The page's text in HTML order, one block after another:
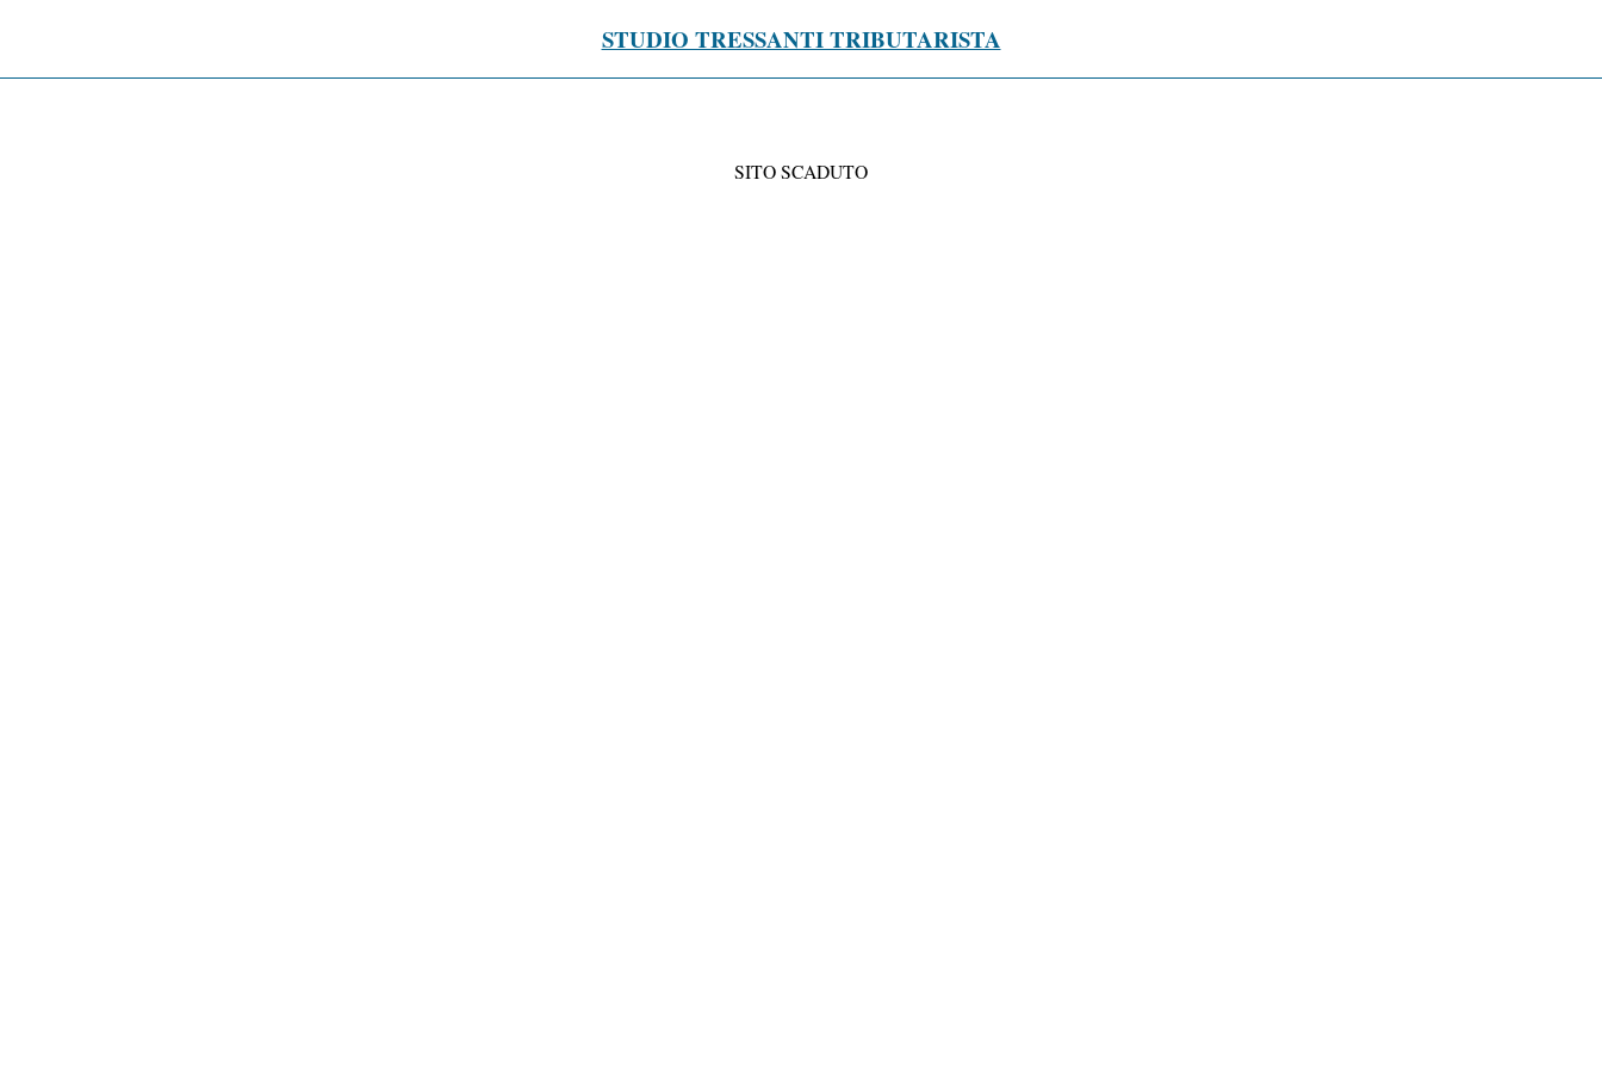
STUDIO TRESSANTI TRIBUTARISTA
SITO SCADUTO